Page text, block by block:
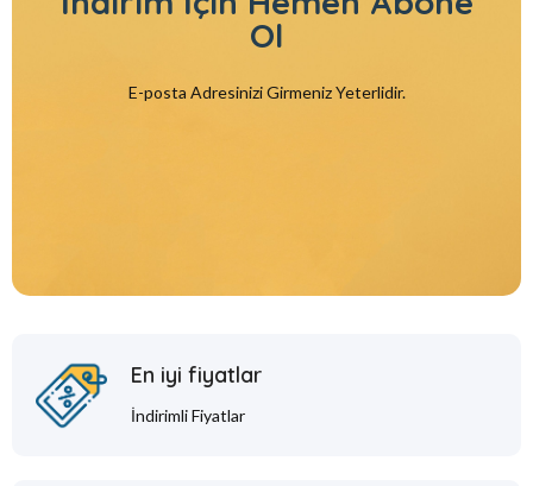
Ol
E-posta Adresinizi Girmeniz Yeterlidir.
En iyi fiyatlar
İndirimli Fiyatlar